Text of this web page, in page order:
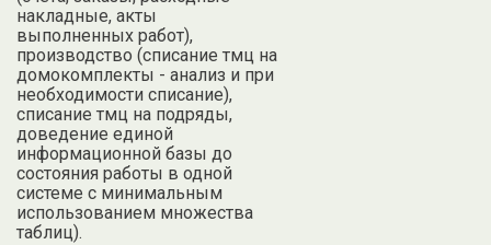
накладные, акты
выполненных работ),
производство (списание тмц на
домокомплекты - анализ и при
необходимости списание),
списание тмц на подряды,
доведение единой
информационной базы до
состояния работы в одной
системе с минимальным
использованием множества
таблиц).